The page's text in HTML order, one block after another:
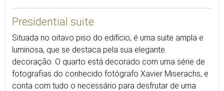
Presidential suite
Situada no oitavo piso do edifício, é uma suite ampla e
luminosa, que se destaca pela sua elegante
decoração. O quarto está decorado com uma série de
fotografias do conhecido fotógrafo Xavier Miserachs, e
conta com tudo o necessário para desfrutar de uma